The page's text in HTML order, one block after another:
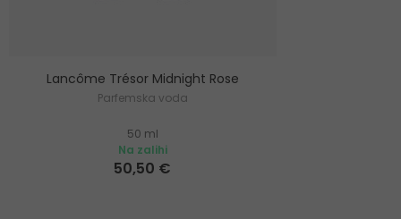
Lancôme Trésor Midnight Rose
Parfemska voda
50 ml
Na zalihi
50,50 €